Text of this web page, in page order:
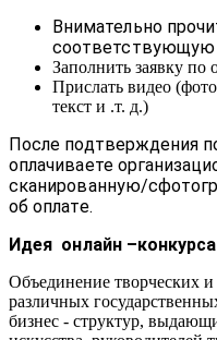
Внимательно
Заполнить заявку по
Прислать видео
текст и .т. д.)
После подтверждения
оплачиваете
сканированную/
об оплате.
Идея онлайн
Объединение творческих
различных
бизнес - структур,